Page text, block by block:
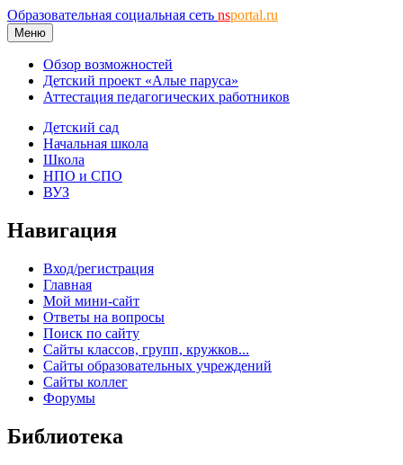
Образовательная социальная сеть nsportal.ru
Меню
Обзор возможностей
Детский проект «Алые паруса»
Аттестация педагогических работников
Детский сад
Начальная школа
Школа
НПО и СПО
ВУЗ
Навигация
Вход/регистрация
Главная
Мой мини-сайт
Ответы на вопросы
Поиск по сайту
Сайты классов, групп, кружков...
Сайты образовательных учреждений
Сайты коллег
Форумы
Библиотека